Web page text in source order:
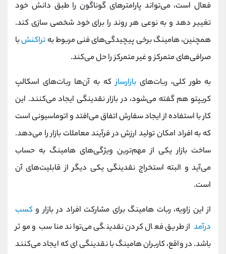
فعال است، می‌تواند پارامترهای گوناگون را طبق دانش خود
تغییر دهد و به نوعی هر روند را برای خود شخصی سازی کند.
همچنین، هامینگ برخی پیچیدگی‌های فنی مربوط به تراکنش‌با
صرافی‌های متمرکز و غیر متمرکز را حل می‌کند.
به طور کلی، ربات‌های بازارسازکه به آن‌ها ربات‌های اسکالپ
کریپتو هم گفته می‌شود، در بازار نقدینگی ایجاد می‌کنند. این
کار با استفاده از ایجاد سفارش اتفاق می‌افتد و اتوماسیونی است
که به افراد امکان تولید ارزش در فرآیند معاملات بازار را می‌دهد.
ساخت بازار یکی از مهم‌ترین ویژگی‌های هامینگ به حساب
می‌آید و البته استخراج نقدینگی یکی دیگر از قابلیت‌های آن
است.
از این زاویه، ربات هامینگ برای مشارکت افراد در بازار و کسب
درآمد از طریق فعال کردن نقدینگی می‌تواند مناسب و موثر
باشد. در واقع، کاربران هامینگ با نقدینگی‌ ای که ایجاد می‌کنند